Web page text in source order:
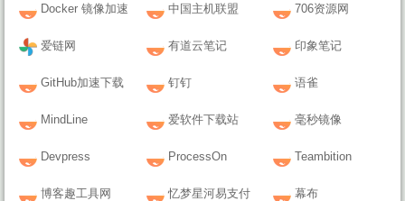
Docker 镜像加速 中国主机联盟 706资源网
爱链网 有道云笔记 印象笔记
GitHub加速下载 钉钉 语雀
MindLine 爱软件下载站 毫秒镜像
Devpress ProcessOn Teambition
博客趣工具网 忆梦星河易支付 幕布